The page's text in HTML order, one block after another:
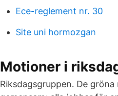
Ece-reglement nr. 30
Site uni hormozgan
Motioner i
Riksdagsgruppen. De